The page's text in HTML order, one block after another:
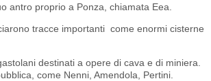
antro proprio a Ponza, chiamata Eea.
tracce importanti come enormi cisterne
destinati a opere di cava e di miniera.
come Nenni, Amendola, Pertini.